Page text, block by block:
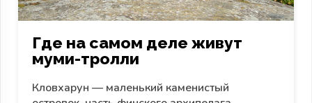
Где на самом деле живут
муми-тролли
Кловхарун — маленький каменистый